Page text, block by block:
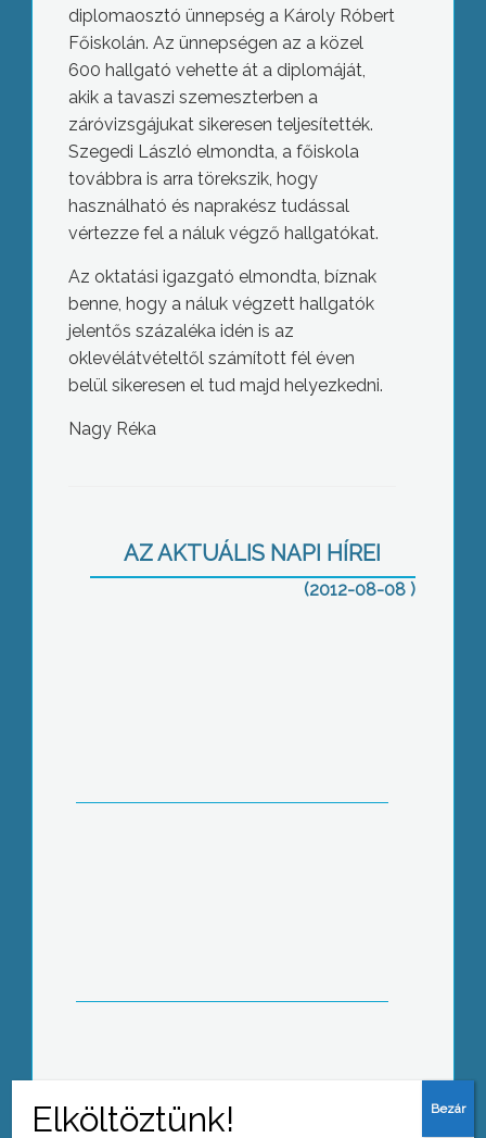
diplomaosztó ünnepség a Károly Róbert
Főiskolán. Az ünnepségen az a közel
600 hallgató vehette át a diplomáját,
akik a tavaszi szemeszterben a
záróvizsgájukat sikeresen teljesítették.
Szegedi László elmondta, a főiskola
továbbra is arra törekszik, hogy
használható és naprakész tudással
vértezze fel a náluk végző hallgatókat.
Az oktatási igazgató elmondta, bíznak
benne, hogy a náluk végzett hallgatók
jelentős százaléka idén is az
oklevélátvételtől számított fél éven
belül sikeresen el tud majd helyezkedni.
Nagy Réka
AZ AKTUÁLIS NAPI HÍREI
(2012-08-08 )
Ügyességi versenyt rendeztek Sástón
a GYÖNGY Fesztivál táncosainak